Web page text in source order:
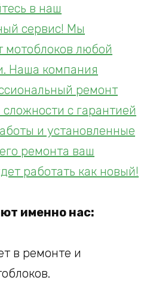
в наш
сервис! Мы
любой
Наша компания
ремонт
с гарантией
и установленные
ремонта ваш
работать как новый!
именно нас:
в ремонте и